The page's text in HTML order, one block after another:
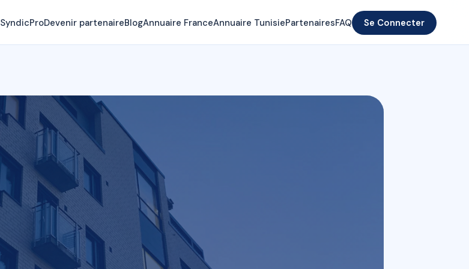
SyndicProDevenir partenaireBlogAnnuaire FranceAnnuaire TunisiePartenairesFAQ Se Connecter